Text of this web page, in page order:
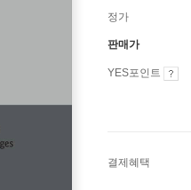
정가
판매가
YES포인트
결제혜택